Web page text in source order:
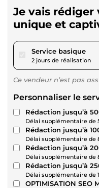
Je vais
unique et
Service basique
2 jours de réalisation
Ce vendeur n’est pas
Personnaliser le
Rédaction jusqu’à
Délai supplémentaire de
Rédaction jusqu’à
Délai supplémentaire de
Rédaction jusqu’à
Délai supplémentaire de
Rédaction jusqu’à
Délai supplémentaire de
OPTIMISATION SEO